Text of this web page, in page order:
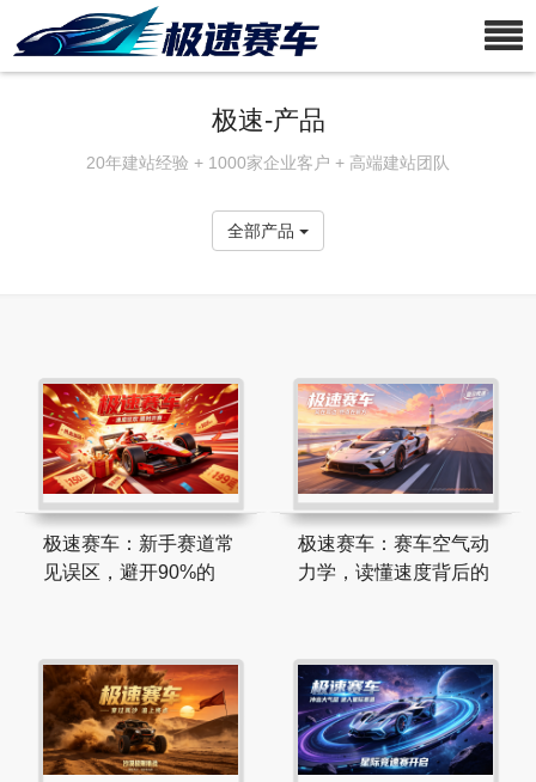
极速-产品
20年建站经验 + 1000家企业客户 + 高端建站团队
全部产品
极速赛车：新手赛道常
见误区，避开90%的
极速赛车：赛车空气动
力学，读懂速度背后的